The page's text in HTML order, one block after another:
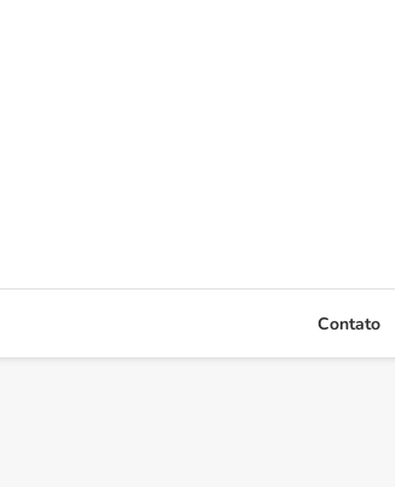
Contato